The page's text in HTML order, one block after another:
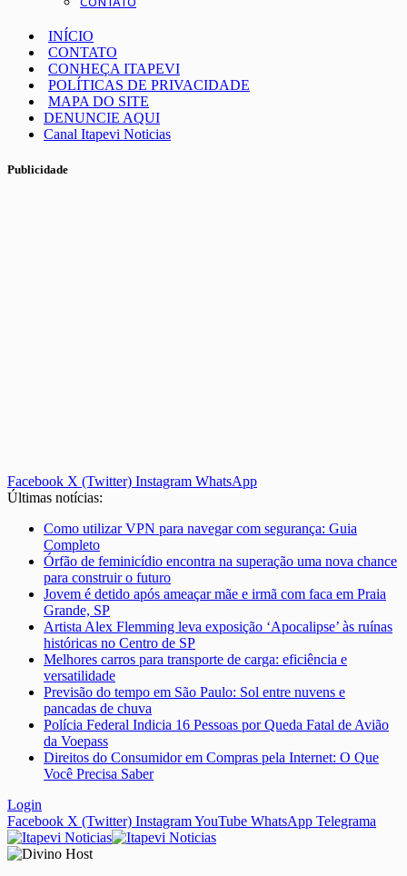
INÍCIO
CONTATO
CONHEÇA ITAPEVI
POLÍTICAS DE PRIVACIDADE
MAPA DO SITE
DENUNCIE AQUI
Canal Itapevi Noticias
Publicidade
Facebook X (Twitter) Instagram WhatsApp
Últimas notícias:
Como utilizar VPN para navegar com segurança: Guia
Completo
Órfão de feminicídio encontra na superação uma nova chance
para construir o futuro
Jovem é detido após ameaçar mãe e irmã com faca em Praia
Grande, SP
Artista Alex Flemming leva exposição ‘Apocalipse’ às ruínas
históricas no Centro de SP
Melhores carros para transporte de carga: eficiência e
versatilidade
Previsão do tempo em São Paulo: Sol entre nuvens e
pancadas de chuva
Polícia Federal Indicia 16 Pessoas por Queda Fatal de Avião
da Voepass
Direitos do Consumidor em Compras pela Internet: O Que
Você Precisa Saber
Login
Facebook X (Twitter) InstagramYouTube WhatsApp Telegrama